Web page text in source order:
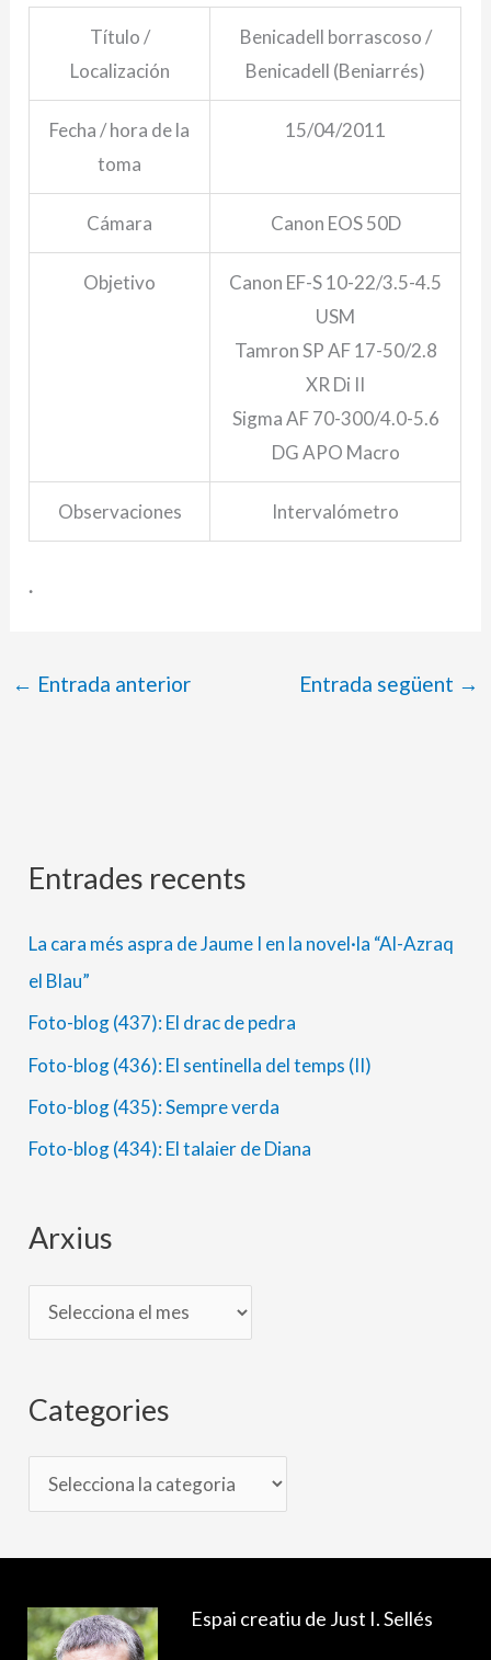
Título /
Localización
Benicadell borrascoso /
Benicadell (Beniarrés)
Fecha / hora de la
toma
15/04/2011
Cámara Canon EOS 50D
Objetivo
Canon EF-S 10-22/3.5-4.5
USM
Tamron SP AF 17-50/2.8
XR Di II
Sigma AF 70-300/4.0-5.6
DG APO Macro
Observaciones Intervalómetro
.
← Entrada anterior Entrada següent →
Entrades recents
La cara més aspra de Jaume I en la novel·la “Al-Azraq
el Blau”
Foto-blog (437): El drac de pedra
Foto-blog (436): El sentinella del temps (II)
Foto-blog (435): Sempre verda
Foto-blog (434): El talaier de Diana
Arxius
A
x
i
u
s
Categories
C
t
e
g
o
r
i
Espai creatiu de Just I. Sellés